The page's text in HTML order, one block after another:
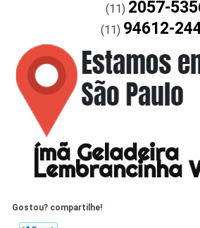
(11) 2057-
(11) 94612-
ímã Geladeira
Lembrancinha
Gostou? compartilhe!